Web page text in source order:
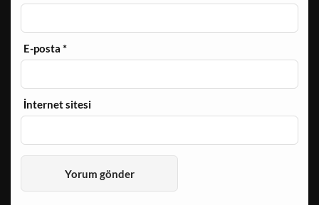
E-posta*
İnternet sitesi